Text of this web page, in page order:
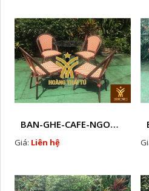
BAN-GHE-CAFE-NGOAI-TROI-J2
Giá: Liên hệ